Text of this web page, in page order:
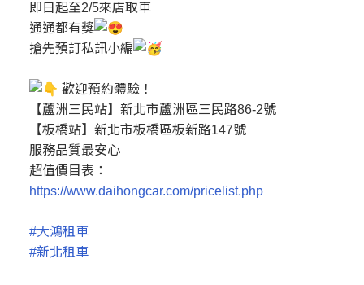
即日起至2/5來店取車
通通都有獎
搶先預訂私訊小編
歡迎預約體驗！
【蘆洲三民站】新北市蘆洲區三民路86-2號
【板橋站】新北市板橋區板新路147號
服務品質最安心
超值價目表：
https://www.daihongcar.com/pricelist.php
#大鴻租車
#新北租車